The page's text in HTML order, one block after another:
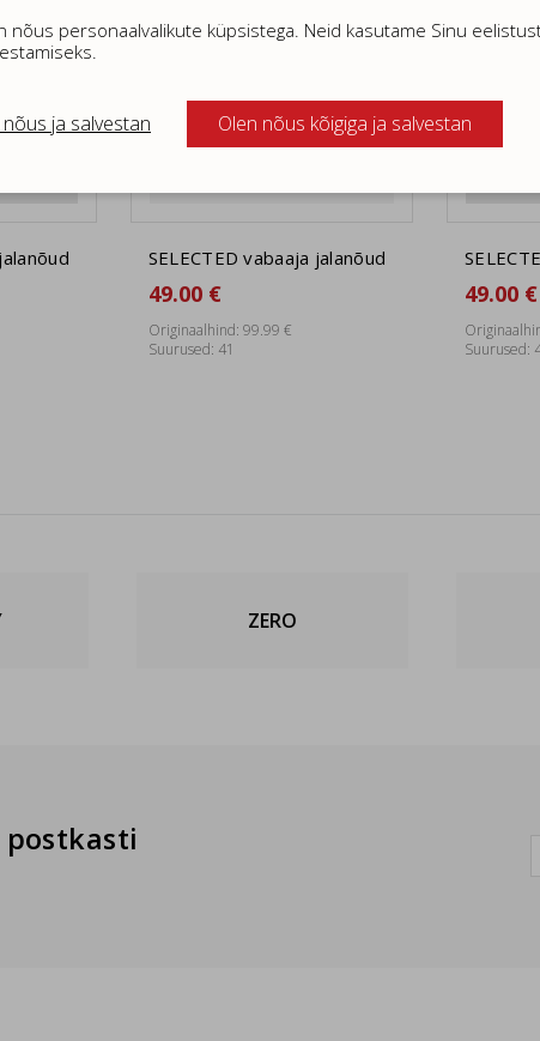
SELECTED vabaaja jalanõud
49.00 €
Originaalhind: 99.99 €
Suurused: 41
49.00 €
Suurused:
ZERO
nõus personaalvalikute küpsistega. Neid kasutame Sinu
ja salvestan Olen nõus kõigiga ja salvestan